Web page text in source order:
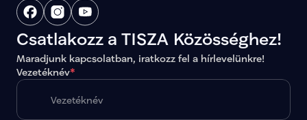
Csatlakozz a TISZA Közösséghez!
Maradjunk kapcsolatban, iratkozz fel a hírlevelünkre!
Vezetéknév*